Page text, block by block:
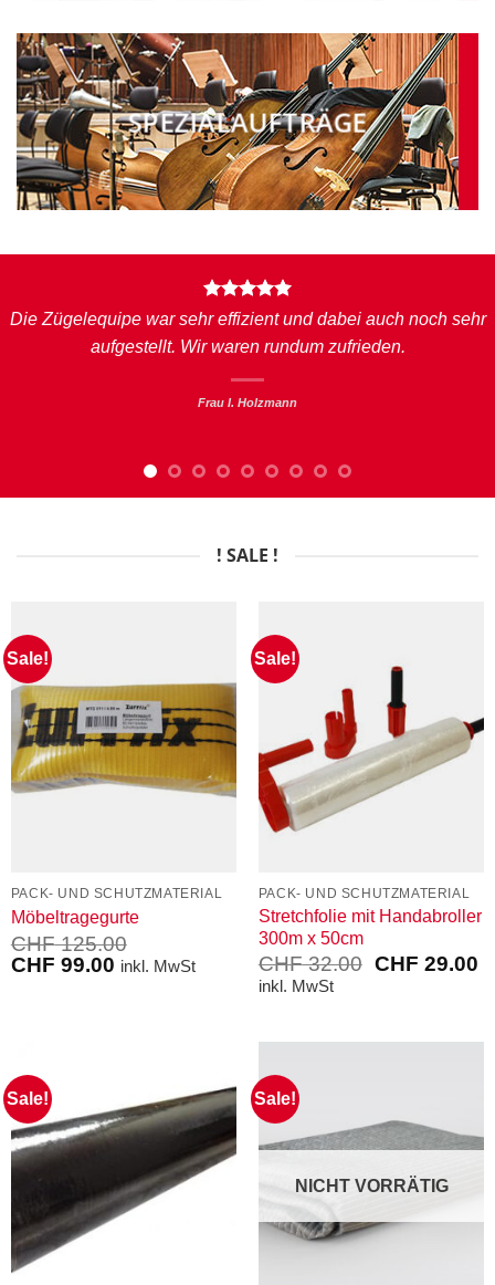
SPEZIAL­AUFTRÄGE
Die Zügelequipe war sehr effizient und dabei auch noch sehr
aufgestellt. Wir waren rundum zufrieden.
Frau I. Holzmann
! SALE !
Sale!
PACK- UND SCHUTZMATERIAL
Möbeltragegurte
CHF125.00
Ursprünglicher
CHF 99.00Aktueller
inkl. MwSt
Sale!
PACK- UND SCHUTZMATERIAL
Stretchfolie mit Handabroller
300m x 50cm
CHF32.00 CHF 29.00
inkl. MwSt
Sale! Sale!
NICHT VORRÄTIG